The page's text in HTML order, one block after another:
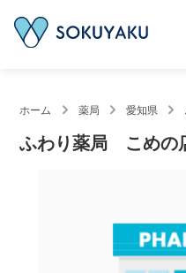
ホーム 薬局 愛知県
ふわり薬局 こめの